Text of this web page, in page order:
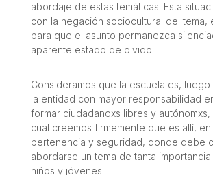
abordaje de estas temáticas. Esta
con la negación sociocultural del tema,
para que el asunto permanezca
aparente estado de olvido.
Consideramos que la escuela es, luego
la entidad con mayor responsabilidad
formar ciudadanoxs libres y
cual creemos firmemente que es allí­,
pertenencia y seguridad, donde debe
abordarse un tema de tanta importancia
niños y jóvenes.